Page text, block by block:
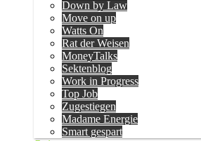
Down by Law
Move on up
Watts On
Rat der Weisen
MoneyTalks
Sektenblog
Work in Progress
Top Job
Zugestiegen
Madame Energie
Smart gespart